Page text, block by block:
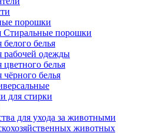
порошки
Стиральные порошки
белого белья
рабочей одежды
цветного белья
чёрного белья
для стирки
для ухода за животными
животных